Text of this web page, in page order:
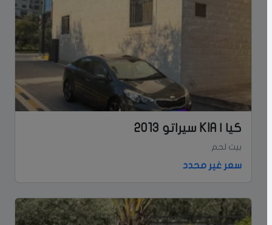
كيا | KIA سيراتو 2013
بيت لحم
سعر غير محدد